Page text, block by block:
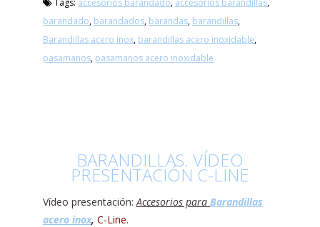
Tags: accesorios barandado, accesorios barandillas,
barandado, barandados, barandas, barandillas,
Barandillas acero inox, barandillas acero inoxidable,
pasamanos, pasamanos acero inoxidable
BARANDILLAS. VÍDEO
PRESENTACIÓN C-LINE
Vídeo presentación:Accesorios para Barandillas
acero inox, C-Line.